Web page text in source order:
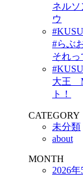
ネル
ウ
#らぶ
それっ
大王
ト！
CATEGORY
未分類
about
MONTH
2026年